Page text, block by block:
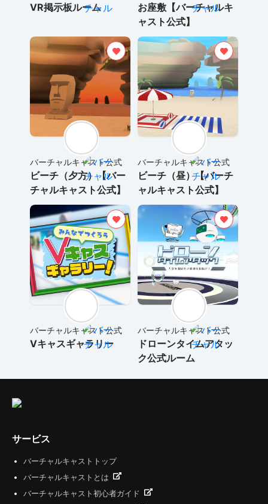
VR掲示板ルーム
お座敷【バーチャルキ
ャスト公式】
バーチャルキャスト公式
ビーチ（夕方）【バー
チャルキャスト公式】
バーチャルキャスト公式
ビーチ（昼）【バーチ
ャルキャスト公式】
バーチャルキャスト公式
Vキャスギャラリー
バーチャルキャスト公式
ドローンタイムアタッ
ク公式ルーム
サービス
バーチャルキャストトップ
バーチャルキャストとは
バーチャルキャスト初心者ガイド